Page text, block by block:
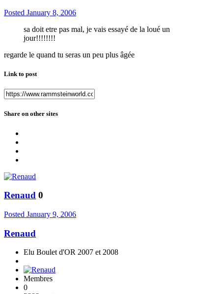
Posted January 8, 2006
sa doit etre pas mal, je vais essayé de la loué un
jour!!!!!!!!
regarde le quand tu seras un peu plus âgée
Link to post
Share on other sites
Renaud 0
Posted January 9, 2006
Renaud
Elu Boulet d'OR 2007 et 2008
Membres
0